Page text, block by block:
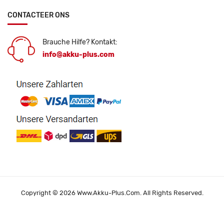
CONTACTEER ONS
Brauche Hilfe? Kontakt:
info@akku-plus.com
Copyright © 2026 Www.akku-Plus.com. All Rights Reserved.